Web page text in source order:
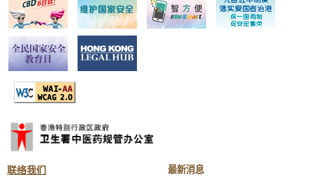
联络我们
最新消息